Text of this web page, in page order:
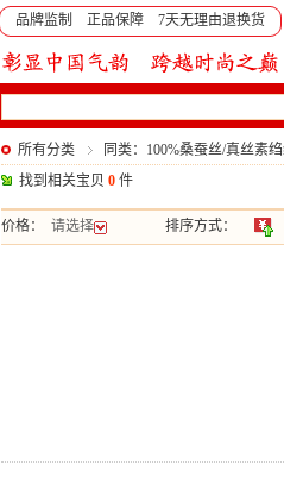
品牌监制 正品保障 7天无理由退换货
所有分类
同类：100%桑蚕丝/真丝素
找到相关宝贝 0 件
价格： 请选择 排序方式：